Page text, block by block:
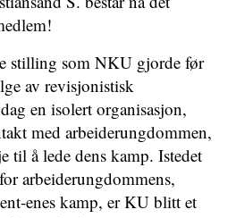
stilling som NKU gjorde før
av revisjonistisk
en isolert organisasjon,
med arbeiderungdommen,
til å lede dens kamp. Istedet
arbeiderungdommens,
enes kamp, er KU blitt et